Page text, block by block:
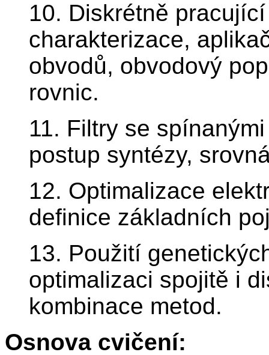
10. Diskrétně
charakterizace,
obvodů, obvodový
rovnic.
11. Filtry se
postup syntézy,
12. Optimalizace
definice základních
13. Použití
optimalizaci spojitě i
kombinace metod.
Osnova cvičení: